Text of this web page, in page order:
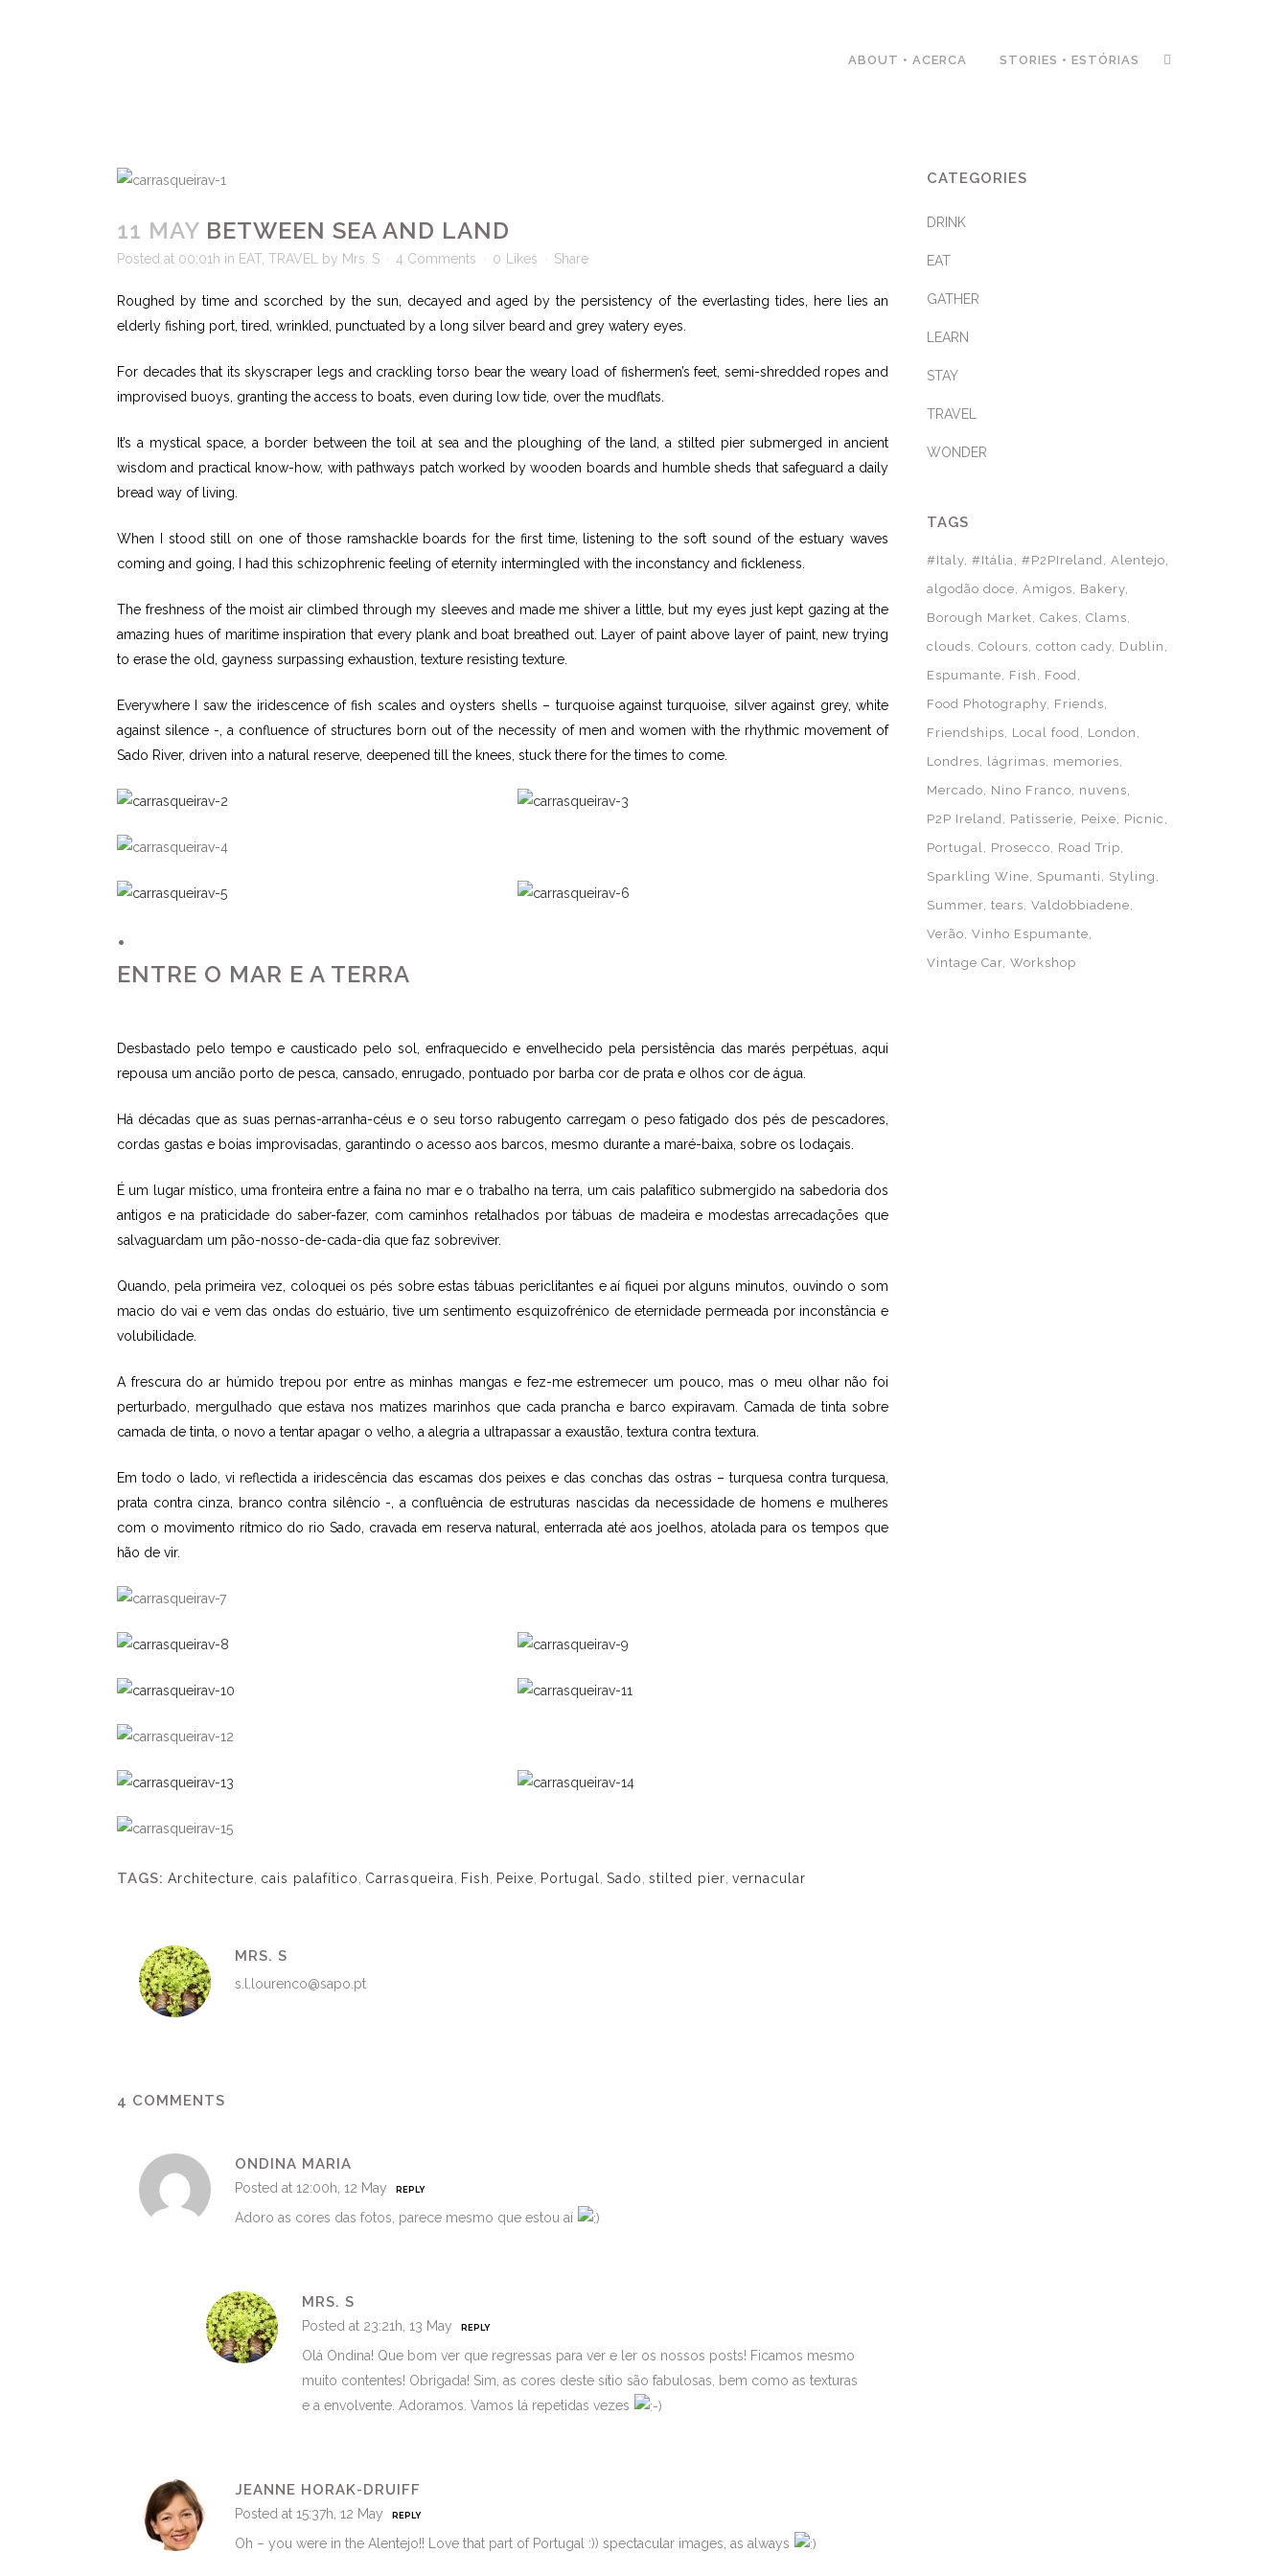
ABOUT • ACERCA STORIES • ESTÓRIAS
11 MAY BETWEEN SEA AND LAND
Posted at 00:01h in EAT, TRAVEL by Mrs. S 4 Comments 0 Likes Share
Roughed by time and scorched by the sun, decayed and aged by the persistency of the everlasting tides, here lies an
elderly fishing port, tired, wrinkled, punctuated by a long silver beard and grey watery eyes.
For decades that its skyscraper legs and crackling torso bear the weary load of fishermen’s feet, semi-shredded ropes and
improvised buoys, granting the access to boats, even during low tide, over the mudflats.
It’s a mystical space, a border between the toil at sea and the ploughing of the land, a stilted pier submerged in ancient
wisdom and practical know-how, with pathways patch worked by wooden boards and humble sheds that safeguard a daily
bread way of living.
When I stood still on one of those ramshackle boards for the first time, listening to the soft sound of the estuary waves
coming and going, I had this schizophrenic feeling of eternity intermingled with the inconstancy and fickleness.
The freshness of the moist air climbed through my sleeves and made me shiver a little, but my eyes just kept gazing at the
amazing hues of maritime inspiration that every plank and boat breathed out. Layer of paint above layer of paint, new trying
to erase the old, gayness surpassing exhaustion, texture resisting texture.
Everywhere I saw the iridescence of fish scales and oysters shells – turquoise against turquoise, silver against grey, white
against silence -, a confluence of structures born out of the necessity of men and women with the rhythmic movement of
Sado River, driven into a natural reserve, deepened till the knees, stuck there for the times to come.
•
ENTRE O MAR E A TERRA
Desbastado pelo tempo e causticado pelo sol, enfraquecido e envelhecido pela persistência das marés perpétuas, aqui
repousa um ancião porto de pesca, cansado, enrugado, pontuado por barba cor de prata e olhos cor de água.
Há décadas que as suas pernas-arranha-céus e o seu torso rabugento carregam o peso fatigado dos pés de pescadores,
cordas gastas e boias improvisadas, garantindo o acesso aos barcos, mesmo durante a maré-baixa, sobre os lodaçais.
É um lugar místico, uma fronteira entre a faina no mar e o trabalho na terra, um cais palafítico submergido na sabedoria dos
antigos e na praticidade do saber-fazer, com caminhos retalhados por tábuas de madeira e modestas arrecadações que
salvaguardam um pão-nosso-de-cada-dia que faz sobreviver.
Quando, pela primeira vez, coloquei os pés sobre estas tábuas periclitantes e aí fiquei por alguns minutos, ouvindo o som
macio do vai e vem das ondas do estuário, tive um sentimento esquizofrénico de eternidade permeada por inconstância e
volubilidade.
A frescura do ar húmido trepou por entre as minhas mangas e fez-me estremecer um pouco, mas o meu olhar não foi
perturbado, mergulhado que estava nos matizes marinhos que cada prancha e barco expiravam. Camada de tinta sobre
camada de tinta, o novo a tentar apagar o velho, a alegria a ultrapassar a exaustão, textura contra textura.
Em todo o lado, vi reflectida a iridescência das escamas dos peixes e das conchas das ostras – turquesa contra turquesa,
prata contra cinza, branco contra silêncio -, a confluência de estruturas nascidas da necessidade de homens e mulheres
com o movimento rítmico do rio Sado, cravada em reserva natural, enterrada até aos joelhos, atolada para os tempos que
hão de vir.
TAGS: Architecture cais palafítico Carrasqueira Fish Peixe Portugal Sado stilted pier vernacular
MRS. S
s.l.lourenco@sapo.pt
4 COMMENTS
ONDINA MARIA
Posted at 12:00h, 12 May REPLY
Adoro as cores das fotos, parece mesmo que estou aí
MRS. S
Posted at 23:21h, 13 May REPLY
Olá Ondina! Que bom ver que regressas para ver e ler os nossos posts! Ficamos mesmo
muito contentes! Obrigada! Sim, as cores deste sítio são fabulosas, bem como as texturas
e a envolvente. Adoramos. Vamos lá repetidas vezes
JEANNE HORAK-DRUIFF
Posted at 15:37h, 12 May REPLY
Oh – you were in the Alentejo!! Love that part of Portugal :)) spectacular images, as always
CATEGORIES
DRINK
EAT
GATHER
LEARN
STAY
TRAVEL
WONDER
TAGS
#Italy #Itália #P2PIreland Alentejo
algodão doce Amigos
Bakery
Borough Market Cakes Clams
clouds Colours cotton cady Dublin
Espumante
Fish
Food
Food Photography Friends
Friendships
Local food
London
Londres
lágrimas
memories
Mercado
Nino Franco
nuvens
P2P Ireland
Patisserie Peixe
Picnic
Portugal
Prosecco
Road Trip
Sparkling Wine
Spumanti
Styling
Summer tears Valdobbiadene
Verão Vinho Espumante
Vintage Car Workshop